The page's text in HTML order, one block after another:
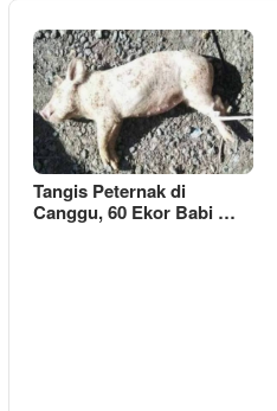
Tangis Peternak di
Canggu, 60 Ekor Babi …